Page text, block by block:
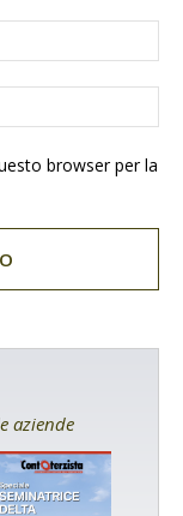
browser per la
aziende